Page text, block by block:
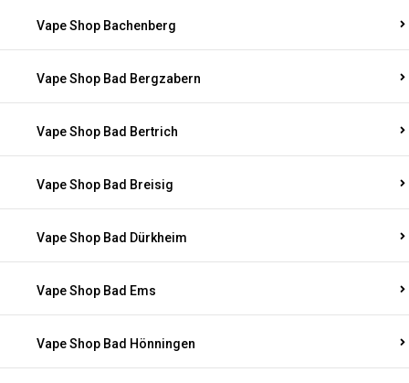
Vape Shop Bachenberg
Vape Shop Bad Bergzabern
Vape Shop Bad Bertrich
Vape Shop Bad Breisig
Vape Shop Bad Dürkheim
Vape Shop Bad Ems
Vape Shop Bad Hönningen